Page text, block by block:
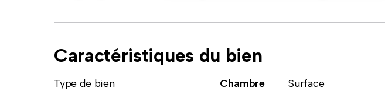
Caractéristiques du bien
Type de bien Chambre Surface